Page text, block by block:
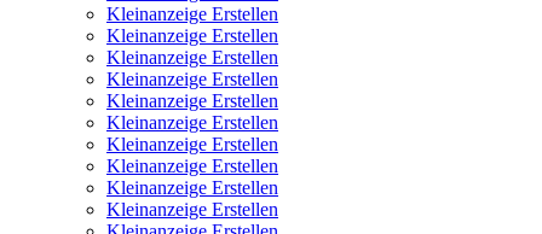
Kleinanzeige Erstellen
Kleinanzeige Erstellen
Kleinanzeige Erstellen
Kleinanzeige Erstellen
Kleinanzeige Erstellen
Kleinanzeige Erstellen
Kleinanzeige Erstellen
Kleinanzeige Erstellen
Kleinanzeige Erstellen
Kleinanzeige Erstellen